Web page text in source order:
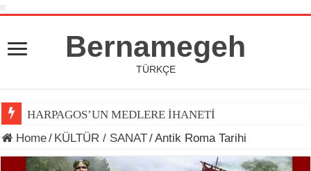
Bernamegeh
TÜRKÇE
HARPAGOS’UN MEDLERE İHANETİ
Home/ KÜLTÜR / SANAT/Antik Roma Tarihi